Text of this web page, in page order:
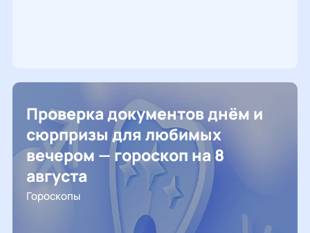
Проверка документов днём и
сюрпризы для любимых
вечером — гороскоп на 8
августа
Гороскопы